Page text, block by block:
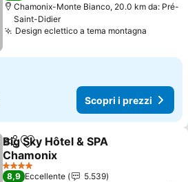
Chamonix-Monte Bianco, 20.0 km da: Pré-
Saint-Didier
Design eclettico a tema montagna
Scopri i prezzi
CondividiAggiungi ai preferiti
Big Sky Hôtel & SPA
Chamonix
Scopri i prezzi
4 Stelle
8,9 Eccellente
5.539